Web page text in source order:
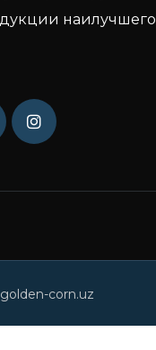
наилучшего
corn.uz